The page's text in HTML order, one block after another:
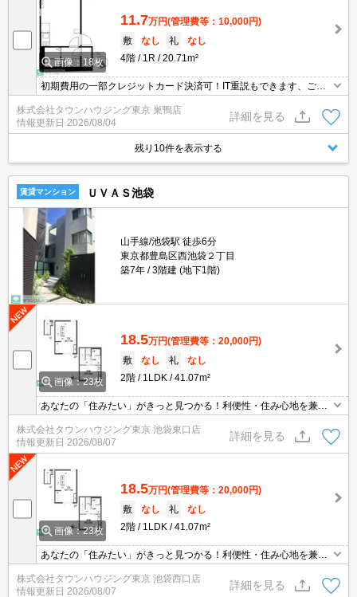
画像：18枚
11.7万円(管理費等：10,000円)
敷
なし 礼
なし
4階
1R 20.71m²
初期費用の一部クレジットカード決済可！IT重説もできます、ご相
談ください。オンライン内見相談可能！お電話ください。【03-539
5-0651】
株式会社タウンハウジング東京 巣鴨店
情報更新日 2026/08/04
詳細を見る
残り10件を表示する
賃貸マンション ＵＶＡＳ池袋
山手線/池袋駅 徒歩6分
東京都豊島区西池袋２丁目
築7年
3階建 (地下1階)
画像：23枚
18.5万円(管理費等：20,000円)
敷
なし 礼
なし
2階
1LDK 41.07m²
あなたの「住みたい」がきっと見つかる！利便性・住み心地を兼ね
揃えた賃貸物件！お気軽にご相談ください。お部屋探しはタウンハ
ウジングへお任せください！
株式会社タウンハウジング東京 池袋東口店
情報更新日 2026/08/07
詳細を見る
画像：23枚
18.5万円(管理費等：20,000円)
敷
なし 礼
なし
2階
1LDK 41.07m²
あなたの「住みたい」がきっと見つかる！利便性・住み心地を兼ね
揃えた賃貸物件！お気軽にご相談ください。お部屋探しはタウンハ
ウジングへお任せください！
株式会社タウンハウジング東京 池袋西口店
情報更新日 2026/08/07
詳細を見る